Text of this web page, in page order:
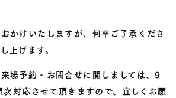
かけいたしますが、何卒ご了承くださ
上げます。
場予約・お問合せに関しましては、9
対応させて頂きますので、宜しくお願